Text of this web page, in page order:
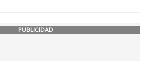
PUBLICIDAD